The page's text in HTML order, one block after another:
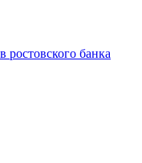
ростовского банка